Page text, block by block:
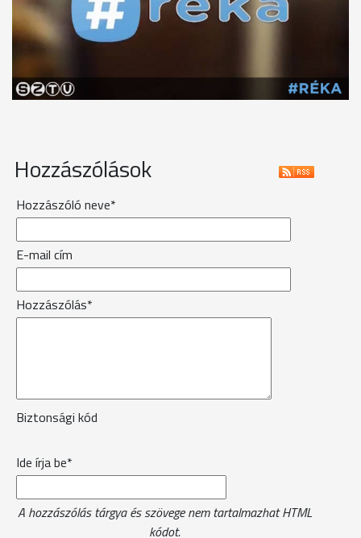
Hozzászólások
Hozzászóló neve*
E-mail cím
Hozzászólás*
Biztonsági kód
Ide írja be*
A hozzászólás tárgya és szövege nem tartalmazhat HTML
kódot.